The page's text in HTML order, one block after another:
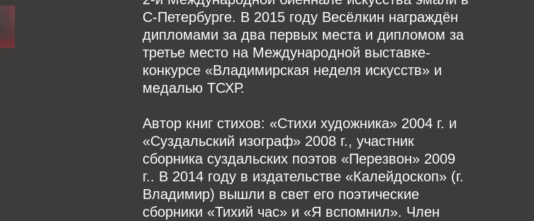
С-Петербурге. В 2015 году Весёлкин награждён
дипломами за два первых места и дипломом за
третье место на Международной выставке-
конкурсе «Владимирская неделя искусств» и
медалью ТСХР.
Автор книг стихов: «Стихи художника» 2004 г. и
«Суздальский изограф» 2008 г., участник
сборника суздальских поэтов «Перезвон» 2009
г.. В 2014 году в издательстве «Калейдоскоп» (г.
Владимир) вышли в свет его поэтические
сборники «Тихий час» и «Я вспомнил». Член